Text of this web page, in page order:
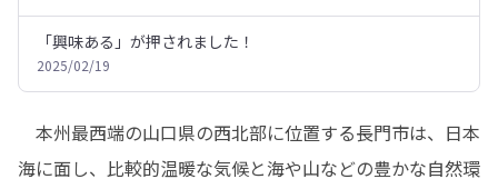
「興味ある」が押されました！
2025/02/19
本州最西端の山口県の西北部に位置する長門市は、日本
海に面し、比較的温暖な気候と海や山などの豊かな自然環